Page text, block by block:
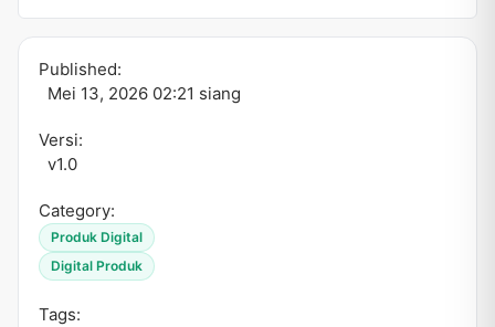
Published:
Mei 13, 2026 02:21 siang
Versi:
v1.0
Category:
Produk Digital
Digital Produk
Tags: